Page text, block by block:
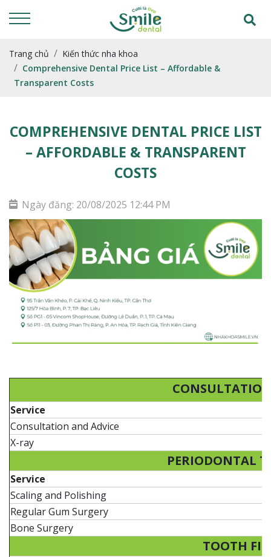
Trang chủ
Kiến thức nha khoa
Comprehensive Dental Price List – Affordable &
Transparent Costs
COMPREHENSIVE DENTAL PRICE LIST
– AFFORDABLE & TRANSPARENT
COSTS
Ngày đăng: 20/08/2025 12:44 PM
CONSULTATION
Service
Consultation and Advice
X-ray
PERIODONTAL
Service
Scaling and Polishing
Regular Gum Surgery
Bone Surgery
TOOTH